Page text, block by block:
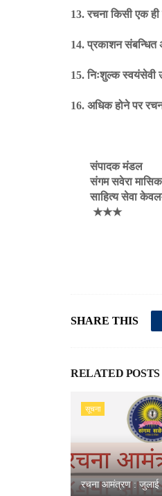
13. रचना किसी एक
14. प्रकाशन संबन्धित
15. निःशुल्क स्वयंसेवी
16. अधिक होने पर
संपादक मंडल
संगम सवेरा मासिक
साहित्य सेवा
★★★
SHARE THIS
RELATED POSTS
सूचना
रचना आमंत्रण :